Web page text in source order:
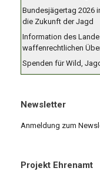
Bundesjägertag 2026
die Zukunft der Jagd
Information des
waffenrechtlichen
Spenden für Wild,
Newsletter
Anmeldung zum
Projekt Ehrenamt